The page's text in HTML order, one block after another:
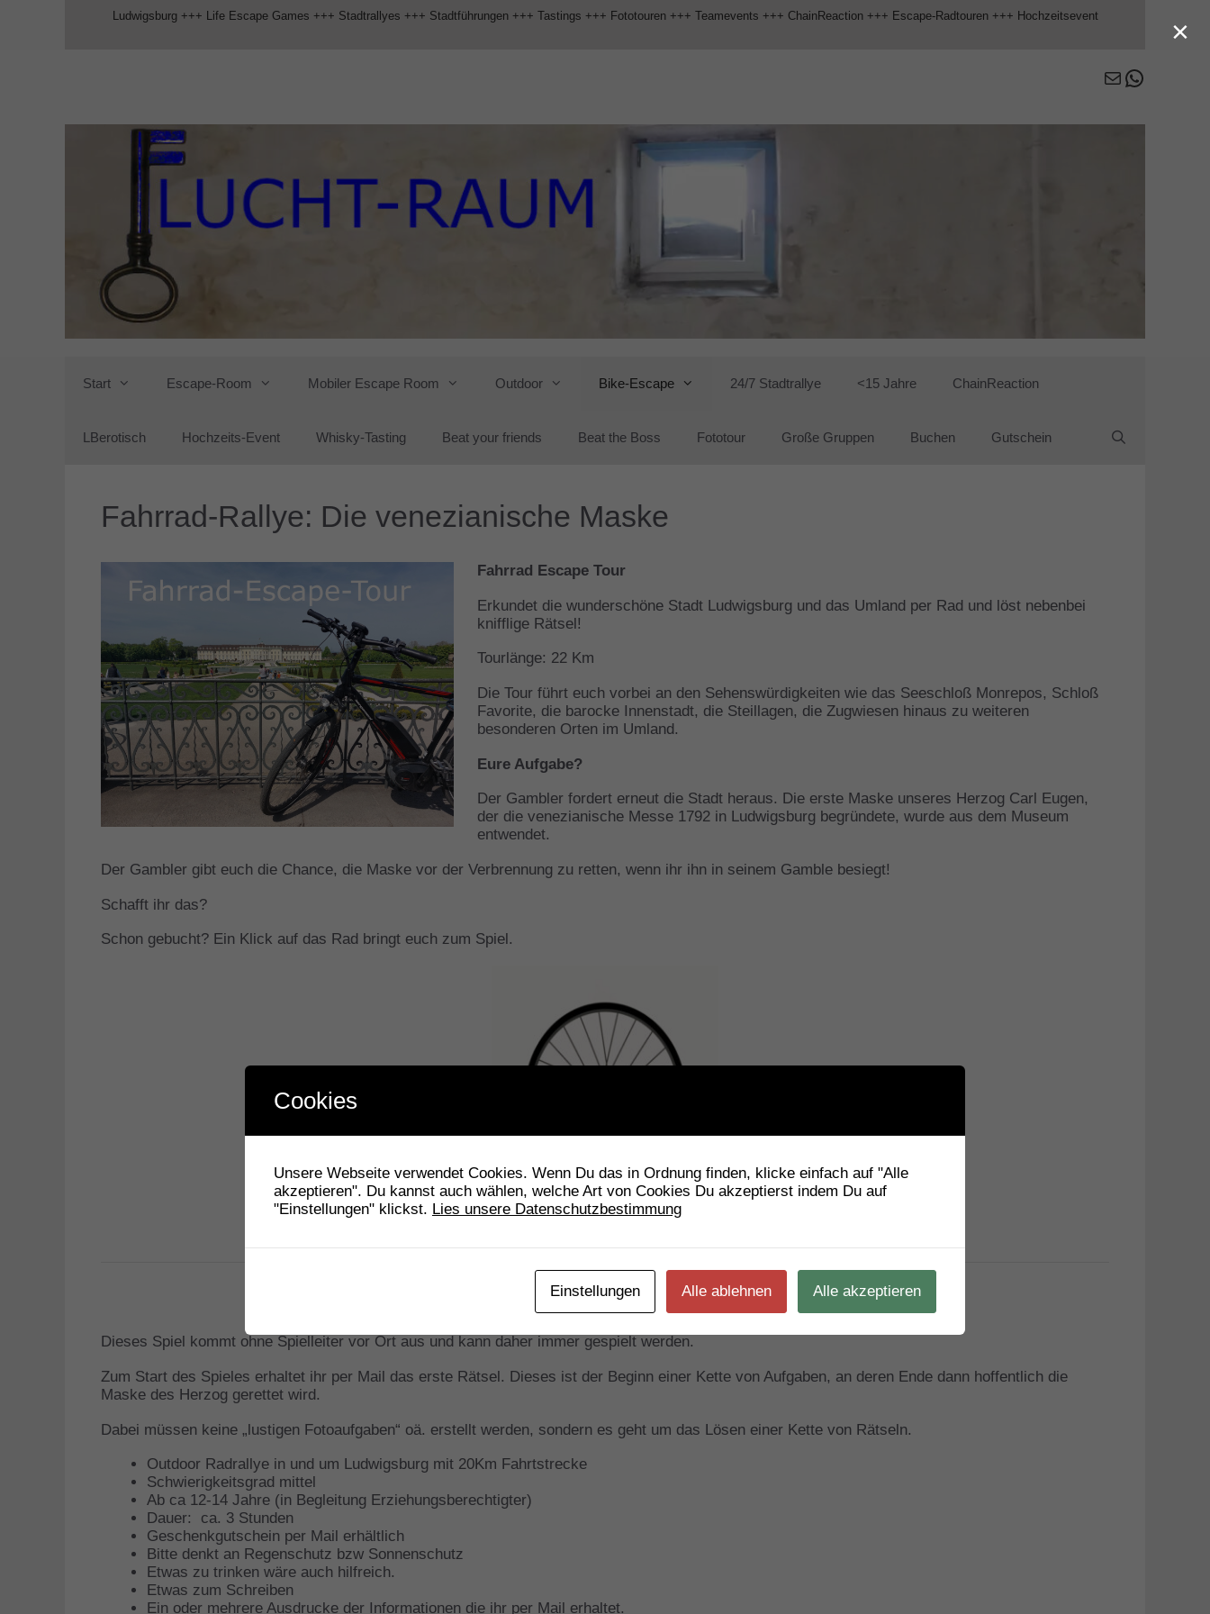
Ludwigsburg +++ Life Escape Games +++ Stadtrallyes +++ Stadtführungen +++ Tastings +++ Fototouren +++ Teamevents +++ ChainReaction +++ Escape-Radtouren +++ Hochzeitsevent
E-Mail
Start Escape-Room Mobiler Escape Room Outdoor Bike-Escape 24/7 Stadtrallye <15 Jahre ChainReaction
LBerotisch Hochzeits-Event Whisky-Tasting Beat your friends Beat the Boss Fototour Große Gruppen Buchen Gutschein
Fahrrad-Rallye: Die venezianische Maske
Fahrrad Escape Tour
Erkundet die wunderschöne Stadt Ludwigsburg und das Umland per Rad und löst nebenbei
knifflige Rätsel!
Tourlänge: 22 Km
Die Tour führt euch vorbei an den Sehenswürdigkeiten wie das Seeschloß Monrepos, Schloß
Favorite, die barocke Innenstadt, die Steillagen, die Zugwiesen hinaus zu weiteren
besonderen Orten im Umland.
Eure Aufgabe?
Der Gambler fordert erneut die Stadt heraus. Die erste Maske unseres Herzog Carl Eugen,
der die venezianische Messe 1792 in Ludwigsburg begründete, wurde aus dem Museum
entwendet.
Der Gambler gibt euch die Chance, die Maske vor der Verbrennung zu retten, wenn ihr ihn in seinem Gamble besiegt!
Schafft ihr das?
Schon gebucht? Ein Klick auf das Rad bringt euch zum Spiel.
Dieses Spiel kommt ohne Spielleiter vor Ort aus und kann daher immer gespielt werden.
Zum Start des Spieles erhaltet ihr per Mail das erste Rätsel. Dieses ist der Beginn einer Kette von Aufgaben, an deren Ende dann hoffentlich die
Maske des Herzog gerettet wird.
Dabei müssen keine „lustigen Fotoaufgaben“ oä. erstellt werden, sondern es geht um das Lösen einer Kette von Rätseln.
Outdoor Radrallye in und um Ludwigsburg mit 20Km Fahrtstrecke
Schwierigkeitsgrad mittel
Ab ca 12-14 Jahre (in Begleitung Erziehungsberechtigter)
Dauer: ca. 3 Stunden
Geschenkgutschein per Mail erhältlich
Bitte denkt an Regenschutz bzw Sonnenschutz
Etwas zu trinken wäre auch hilfreich.
Etwas zum Schreiben
Ein oder mehrere Ausdrucke der Informationen die ihr per Mail erhaltet.
×
Cookies
Unsere Webseite verwendet Cookies. Wenn Du das in Ordnung finden, klicke einfach auf "Alle
akzeptieren". Du kannst auch wählen, welche Art von Cookies Du akzeptierst indem Du auf
"Einstellungen" klickst. Lies unsere Datenschutzbestimmung
Einstellungen Alle ablehnen Alle akzeptieren